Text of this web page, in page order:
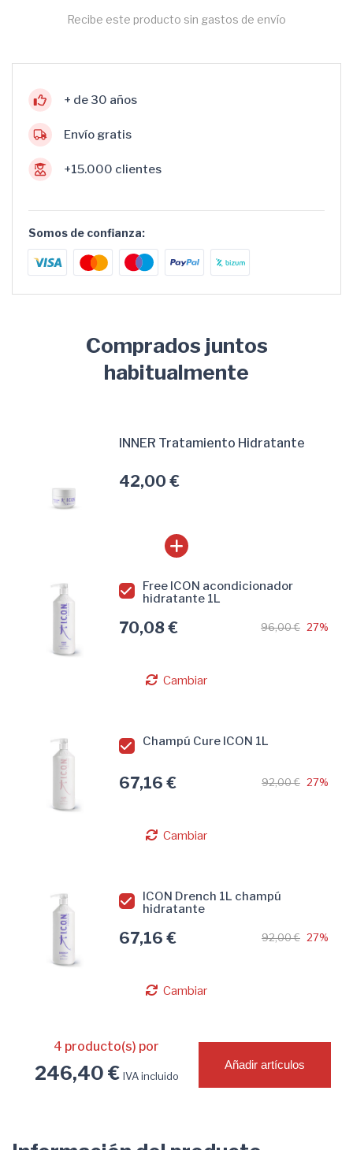
Recibe este producto sin gastos de envío
+ de 30 años
Envío gratis
+15.000 clientes
Somos de confianza:
Comprados juntos
habitualmente
INNER Tratamiento Hidratante
42,00 €
Free ICON acondicionador
hidratante 1L
70,08 € 96,00 € 27%
Cambiar
Champú Cure ICON 1L
67,16 € 92,00 € 27%
Cambiar
ICON Drench 1L champú
hidratante
67,16 € 92,00 € 27%
Cambiar
4 producto(s) por
246,40 € IVA incluido
Añadir artículos